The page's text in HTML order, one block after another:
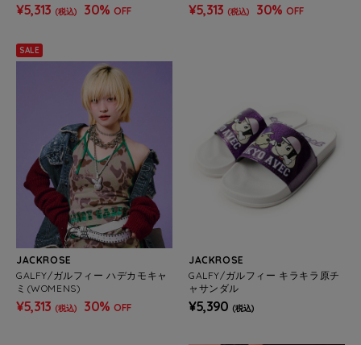
¥5,313 (税込) 30% OFF ¥5,313 (税込) 30% OFF
SALE
JACKROSE
GALFY/ガルフィー ハデカモキャ
ミ(WOMENS)
¥5,313 (税込) 30% OFF
JACKROSE
GALFY/ガルフィー キラキラ原チ
ャサンダル
¥5,390 (税込)